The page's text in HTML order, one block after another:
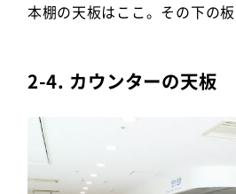
本棚の天板はここ。その下の
2-4. カウンターの天板